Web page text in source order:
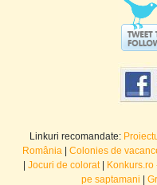
Linkuri recomandate:
România| Colonies de
Jocuri de colorat
pe saptamani